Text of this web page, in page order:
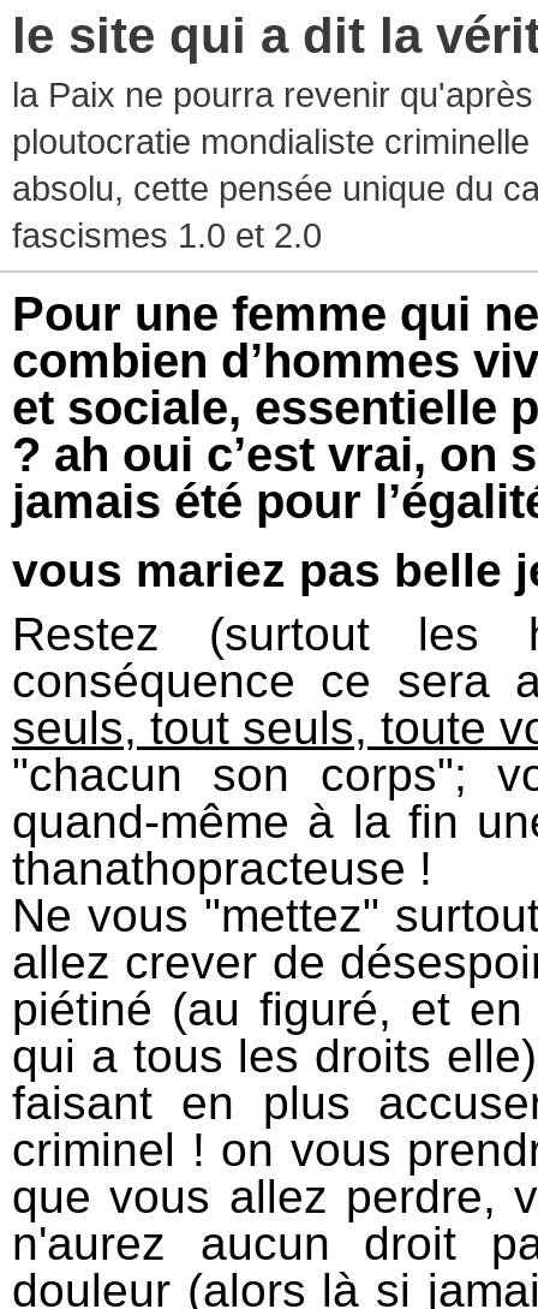
le site qui a dit la
la Paix ne pourra revenir
ploutocratie mondialiste
absolu, cette pensée unique du
fascismes 1.0 et 2.0
Pour une femme qui
combien d’hommes
et sociale, essentielle
? ah oui c’est vrai, on
jamais été pour
vous mariez pas belle
Restez (surtout
conséquence ce sera
seuls, tout seuls, toute
"chacun son corps";
quand-même à la fin
thanathopracteuse !
Ne vous "mettez"
allez crever de
piétiné (au figuré, et
qui a tous les droits
faisant en plus
criminel ! on vous
que vous allez perdre,
n'aurez aucun droit
douleur (alors là si